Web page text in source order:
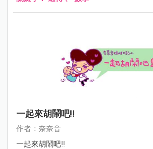
一起來胡鬧吧!!
作者：奈奈音
一起來胡鬧吧!!